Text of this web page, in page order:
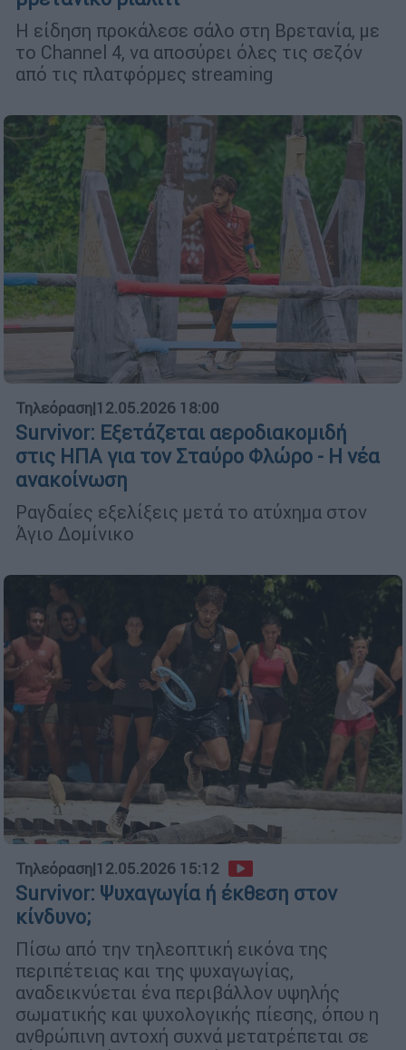
Η είδηση προκάλεσε σάλο στη Βρετανία, με
το Channel 4, να αποσύρει όλες τις σεζόν
από τις πλατφόρμες streaming
Τηλεόραση|12.05.2026 18:00
Survivor: Εξετάζεται αεροδιακομιδή
στις ΗΠΑ για τον Σταύρο Φλώρο - Η νέα
ανακοίνωση
Ραγδαίες εξελίξεις μετά το ατύχημα στον
Άγιο Δομίνικο
Τηλεόραση|12.05.2026 15:12
Survivor: Ψυχαγωγία ή έκθεση στον
κίνδυνο;
Πίσω από την τηλεοπτική εικόνα της
περιπέτειας και της ψυχαγωγίας,
αναδεικνύεται ένα περιβάλλον υψηλής
σωματικής και ψυχολογικής πίεσης, όπου η
ανθρώπινη αντοχή συχνά μετατρέπεται σε